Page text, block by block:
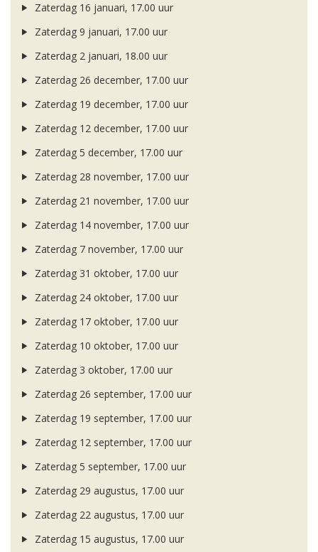
Zaterdag 16 januari, 17.00 uur
Zaterdag 9 januari, 17.00 uur
Zaterdag 2 januari, 18.00 uur
Zaterdag 26 december, 17.00 uur
Zaterdag 19 december, 17.00 uur
Zaterdag 12 december, 17.00 uur
Zaterdag 5 december, 17.00 uur
Zaterdag 28 november, 17.00 uur
Zaterdag 21 november, 17.00 uur
Zaterdag 14 november, 17.00 uur
Zaterdag 7 november, 17.00 uur
Zaterdag 31 oktober, 17.00 uur
Zaterdag 24 oktober, 17.00 uur
Zaterdag 17 oktober, 17.00 uur
Zaterdag 10 oktober, 17.00 uur
Zaterdag 3 oktober, 17.00 uur
Zaterdag 26 september, 17.00 uur
Zaterdag 19 september, 17.00 uur
Zaterdag 12 september, 17.00 uur
Zaterdag 5 september, 17.00 uur
Zaterdag 29 augustus, 17.00 uur
Zaterdag 22 augustus, 17.00 uur
Zaterdag 15 augustus, 17.00 uur